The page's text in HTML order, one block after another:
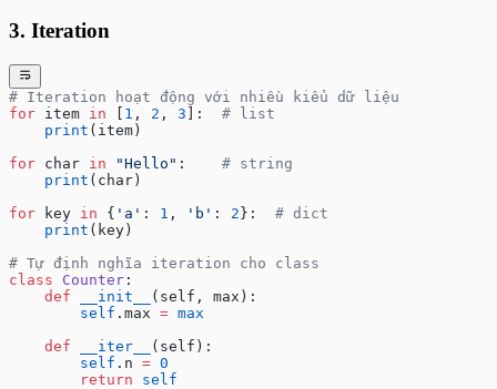
3. Iteration
# Iteration hoạt động với nhiều kiểu dữ liệu
for item in 1 , 2 , 3 ]: # list
    print
(item)
for char in "Hello" : # string
    print
(char)
for key in { 'a' : 1 , 'b' : 2 }: # dict
    print
(key)
# Tự định nghĩa iteration cho class
class Counter :
    def
__init__
(self, max):
        self
.max = max
    def
__iter__
(self):
        self
.n = 0
        return
self